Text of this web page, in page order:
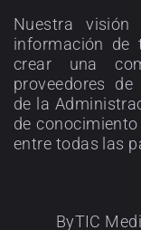
Nuestra
información de
crear una
proveedores
de la
de
entre todas las
ByTIC